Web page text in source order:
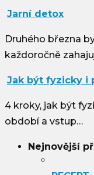
Jarní detox
Druhého března
každoročně
Jak být fyzicky i
4 kroky, jak být
období a vstup…
Nejnovější